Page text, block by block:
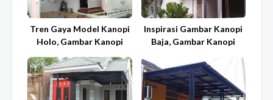
Tren Gaya Model Kanopi
Holo, Gambar Kanopi
Inspirasi Gambar Kanopi
Baja, Gambar Kanopi